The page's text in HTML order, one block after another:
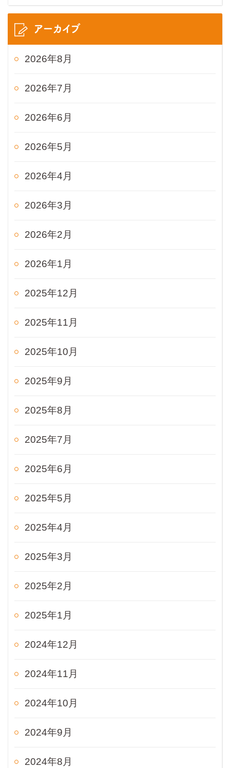
アーカイブ
2026年8月
2026年7月
2026年6月
2026年5月
2026年4月
2026年3月
2026年2月
2026年1月
2025年12月
2025年11月
2025年10月
2025年9月
2025年8月
2025年7月
2025年6月
2025年5月
2025年4月
2025年3月
2025年2月
2025年1月
2024年12月
2024年11月
2024年10月
2024年9月
2024年8月